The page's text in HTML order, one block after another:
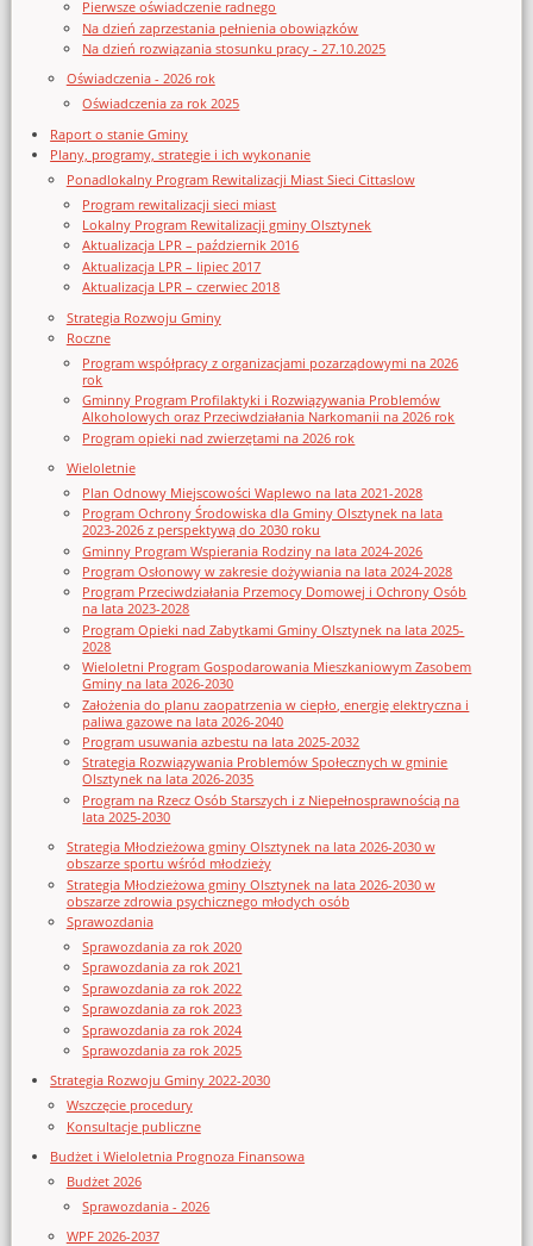
Pierwsze oświadczenie radnego
Na dzień zaprzestania pełnienia obowiązków
Na dzień rozwiązania stosunku pracy - 27.10.2025
Oświadczenia - 2026 rok
Oświadczenia za rok 2025
Raport o stanie Gminy
Plany, programy, strategie i ich wykonanie
Ponadlokalny Program Rewitalizacji Miast Sieci Cittaslow
Program rewitalizacji sieci miast
Lokalny Program Rewitalizacji gminy Olsztynek
Aktualizacja LPR – październik 2016
Aktualizacja LPR – lipiec 2017
Aktualizacja LPR – czerwiec 2018
Strategia Rozwoju Gminy
Roczne
Program współpracy z organizacjami pozarządowymi na 2026
rok
Gminny Program Profilaktyki i Rozwiązywania Problemów
Alkoholowych oraz Przeciwdziałania Narkomanii na 2026 rok
Program opieki nad zwierzętami na 2026 rok
Wieloletnie
Plan Odnowy Miejscowości Waplewo na lata 2021-2028
Program Ochrony Środowiska dla Gminy Olsztynek na lata
2023-2026 z perspektywą do 2030 roku
Gminny Program Wspierania Rodziny na lata 2024-2026
Program Osłonowy w zakresie dożywiania na lata 2024-2028
Program Przeciwdziałania Przemocy Domowej i Ochrony Osób
na lata 2023-2028
Program Opieki nad Zabytkami Gminy Olsztynek na lata 2025-
2028
Wieloletni Program Gospodarowania Mieszkaniowym Zasobem
Gminy na lata 2026-2030
Założenia do planu zaopatrzenia w ciepło, energię elektryczna i
paliwa gazowe na lata 2026-2040
Program usuwania azbestu na lata 2025-2032
Strategia Rozwiązywania Problemów Społecznych w gminie
Olsztynek na lata 2026-2035
Program na Rzecz Osób Starszych i z Niepełnosprawnością na
lata 2025-2030
Strategia Młodzieżowa gminy Olsztynek na lata 2026-2030 w
obszarze sportu wśród młodzieży
Strategia Młodzieżowa gminy Olsztynek na lata 2026-2030 w
obszarze zdrowia psychicznego młodych osób
Sprawozdania
Sprawozdania za rok 2020
Sprawozdania za rok 2021
Sprawozdania za rok 2022
Sprawozdania za rok 2023
Sprawozdania za rok 2024
Sprawozdania za rok 2025
Strategia Rozwoju Gminy 2022-2030
Wszczęcie procedury
Konsultacje publiczne
Budżet i Wieloletnia Prognoza Finansowa
Budżet 2026
Sprawozdania - 2026
WPF 2026-2037